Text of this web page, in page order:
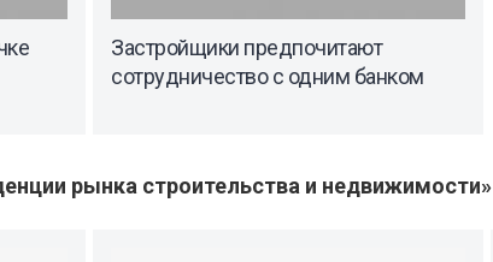
Застройщики предпочитают
сотрудничество с одним банком
рынка строительства и недвижимости»